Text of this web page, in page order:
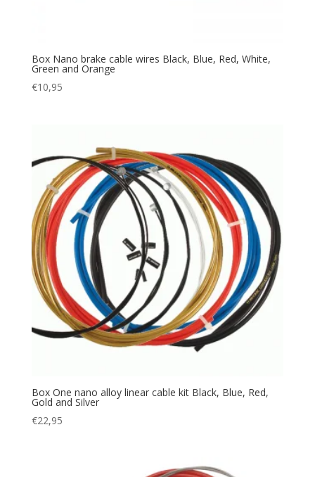
Box Nano brake cable wires Black, Blue, Red, White,
Green and Orange
€10,95
Box One nano alloy linear cable kit Black, Blue, Red,
Gold and Silver
€22,95